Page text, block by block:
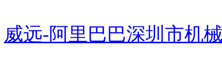
威远-阿里巴巴深圳市机